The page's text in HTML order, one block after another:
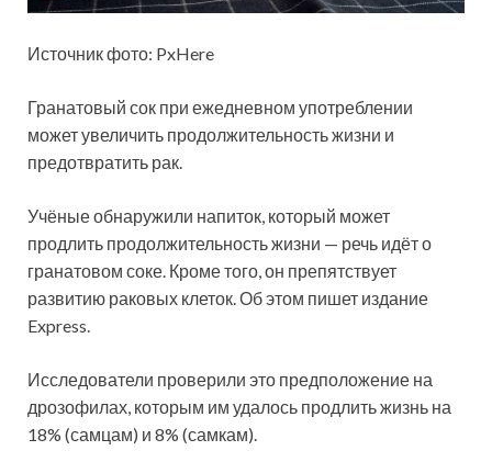
Источник фото: PxHere
Гранатовый сок при ежедневном употреблении
может увеличить продолжительность жизни и
предотвратить рак.
Учёные обнаружили напиток, который может
продлить продолжительность жизни — речь идёт о
гранатовом соке. Кроме того, он препятствует
развитию раковых клеток. Об этом пишет издание
Express.
Исследователи проверили это предположение на
дрозофилах, которым им удалось продлить жизнь на
18% (самцам) и 8% (самкам).